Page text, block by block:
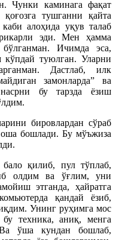
Чунки каминага фақат
тушганни қайта
алоҳида уқув талаб
эди. Мен ҳамма
Ичимда эса,
кўпдай туюлган. Уларни
Дастлаб, илк
замонларда” ва
бу тарзда ёзиш
бировлардан сўраб
бошлади. Бу мўъжиза
қилиб, пул тўплаб,
олдим ва ўғлим, уни
этганда, ҳайратга
қандай ёзиб,
Унинг руҳимга мос
техника, аниқ, менга
ўша кундан бошлаб,